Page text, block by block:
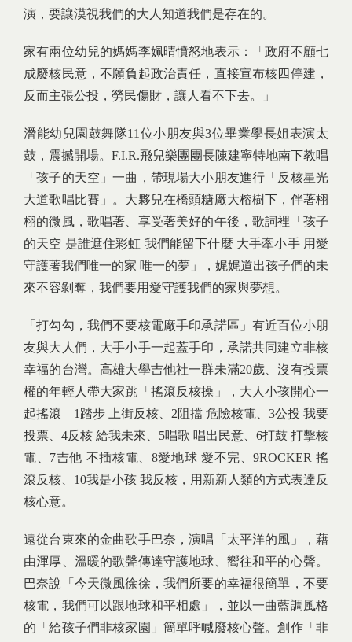
演，要讓漠視我們的大人知道我們是存在的。
家有兩位幼兒的媽媽李姵晴憤怒地表示：「政府不顧七
成廢核民意，不願負起政治責任，直接宣布核四停建，
反而主張公投，勞民傷財，讓人看不下去。」
潛能幼兒園鼓舞隊11位小朋友與3位畢業學長姐表演太
鼓，震撼開場。F.I.R.飛兒樂團團長陳建寧特地南下教唱
「孩子的天空」一曲，帶現場大小朋友進行「反核星光
大道歌唱比賽」。大夥兒在橋頭糖廠大榕樹下，伴著栩
栩的微風，歌唱著、享受著美好的午後，歌詞裡「孩子
的天空 是誰遮住彩虹 我們能留下什麼 大手牽小手 用愛
守護著我們唯一的家 唯一的夢」，娓娓道出孩子們的未
來不容剝奪，我們要用愛守護我們的家與夢想。
「打勾勾，我們不要核電廠手印承諾區」有近百位小朋
友與大人們，大手小手一起蓋手印，承諾共同建立非核
幸福的台灣。高雄大學吉他社一群未滿20歲、沒有投票
權的年輕人帶大家跳「搖滾反核操」，大人小孩開心一
起搖滾—1踏步 上街反核、2阻擋 危險核電、3公投 我要
投票、4反核 給我未來、5唱歌 唱出民意、6打鼓 打擊核
電、7吉他 不插核電、8愛地球 愛不完、9ROCKER 搖
滾反核、10我是小孩 我反核，用新新人類的方式表達反
核心意。
遠從台東來的金曲歌手巴奈，演唱「太平洋的風」，藉
由渾厚、溫暖的歌聲傳達守護地球、嚮往和平的心聲。
巴奈說「今天微風徐徐，我們所要的幸福很簡單，不要
核電，我們可以跟地球和平相處」，並以一曲藍調風格
的「給孩子們非核家園」簡單呼喊廢核心聲。創作「非